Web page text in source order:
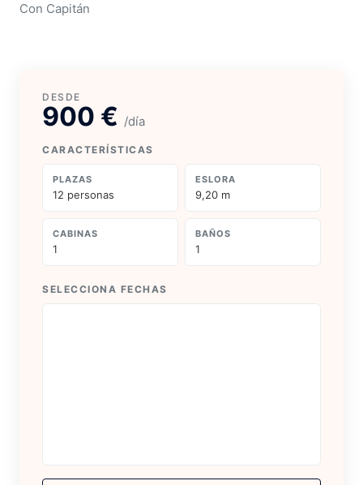
Con Capitán
900 € /día
CARACTERÍSTICAS
PLAZAS
12 personas
ESLORA
9,20 m
CABINAS
1
BAÑOS
1
SELECCIONA FECHAS